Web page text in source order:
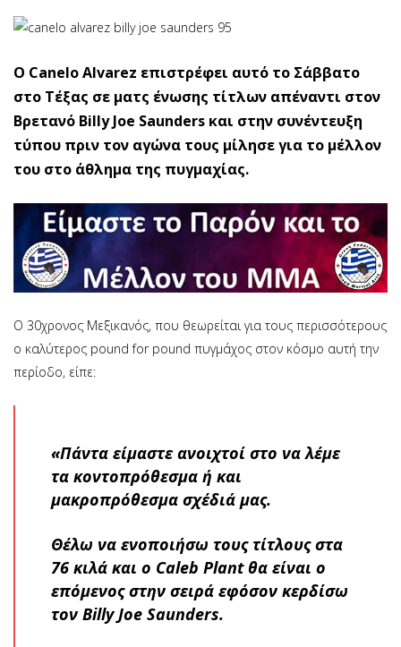
O Canelo Alvarez επιστρέφει αυτό το Σάββατο
στο Τέξας σε ματς ένωσης τίτλων απέναντι στον
Βρετανό Billy Joe Saunders και στην συνέντευξη
τύπου πριν τον αγώνα τους μίλησε για το μέλλον
του στο άθλημα της πυγμαχίας.
O 30χρονος Μεξικανός, που θεωρείται για τους περισσότερους
ο καλύτερος pound for pound πυγμάχος στον κόσμο αυτή την
περίοδο, είπε:
«Πάντα είμαστε ανοιχτοί στο να λέμε
τα κοντοπρόθεσμα ή και
μακροπρόθεσμα σχέδιά μας.
Θέλω να ενοποιήσω τους τίτλους στα
76 κιλά και ο Caleb Plant θα είναι ο
επόμενος στην σειρά εφόσον κερδίσω
τον Billy Joe Saunders.